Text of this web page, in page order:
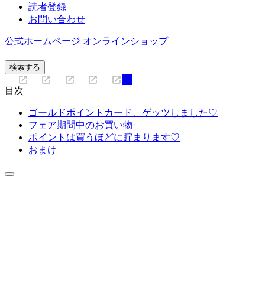
読者登録
お問い合わせ
公式ホームページ オンラインショップ
目次
ゴールドポイントカード、ゲッツしました♡
フェア期間中のお買い物
ポイントは買うほどに貯まります♡
おまけ